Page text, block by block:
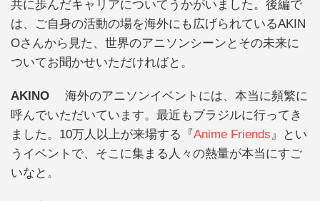
共に歩んだキャリアについてうかがいました。後編で
は、ご自身の活動の場を海外にも広げられているAKIN
Oさんから見た、世界のアニソンシーンとその未来に
ついてお聞かせいただければと。
AKINO 海外のアニソンイベントには、本当に頻繁に
呼んでいただいています。最近もブラジルに行ってき
ました。10万人以上が来場する『Anime Friends』とい
うイベントで、そこに集まる人々の熱量が本当にすご
いなと。